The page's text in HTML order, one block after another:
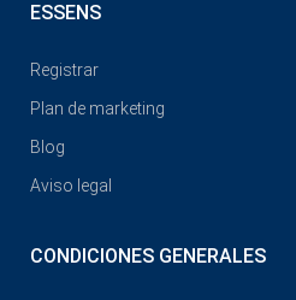
ESSENS
Registrar
Plan de marketing
Blog
Aviso legal
CONDICIONES GENERALES